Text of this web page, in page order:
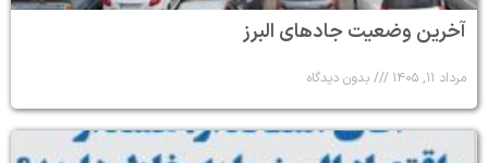
آخرین وضعیت جادهای البرز
مرداد ۱۱, ۱۴۰۵ بدون دیدگاه